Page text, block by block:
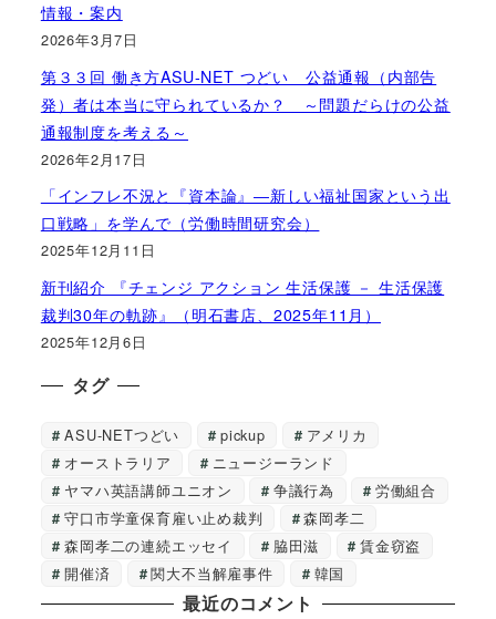
情報・案内
2026年3月7日
第３３回 働き方ASU-NET つどい 公益通報（内部告
発）者は本当に守られているか？ ～問題だらけの公益
通報制度を考える～
2026年2月17日
「インフレ不況と『資本論』―新しい福祉国家という出
口戦略」を学んで（労働時間研究会）
2025年12月11日
新刊紹介 『チェンジ アクション 生活保護 － 生活保護
裁判30年の軌跡』（明石書店、2025年11月）
2025年12月6日
タグ
ASU-NETつどい pickup
アメリカ
オーストラリア
ニュージーランド
ヤマハ英語講師ユニオン
争議行為
労働組合
守口市学童保育雇い止め裁判
森岡孝二
森岡孝二の連続エッセイ
脇田滋
賃金窃盗
開催済
関大不当解雇事件 韓国
最近のコメント